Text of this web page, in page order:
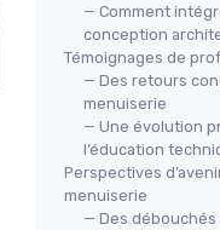
— Comment
conception
Témoignages de
— Des retours
menuiserie
— Une évolution
l’éducation
Perspectives
menuiserie
— Des